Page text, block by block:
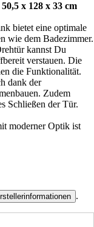
x 128 x 33 cm
bietet eine optimale
wie dem Badezimmer.
kannst Du
verstauen. Die
die Funktionalität.
dank der
Zudem
Schließen der Tür.
moderner Optik ist
.